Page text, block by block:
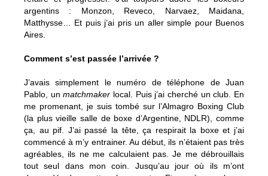
argentins : Monzon, Reveco, Narvaez, Maidana,
Matthysse… Et puis j’ai pris un aller simple pour Buenos
Aires.
Comment s’est passée l’arrivée ?
J’avais simplement le numéro de téléphone de Juan
Pablo, unmatchmaker local. Puis j’ai cherché un club. En
me promenant, je suis tombé sur l’Almagro Boxing Club
(la plus vieille salle de boxe d’Argentine, NDLR), comme
ça, au pif. J’ai passé la tête, ça respirait la boxe et j’ai
commencé à m’y entrainer. Au début, ils n’étaient pas très
agréables, ils ne me calculaient pas. Je me débrouillais
tout seul dans mon coin. Jusqu’au jour où ils m’ont